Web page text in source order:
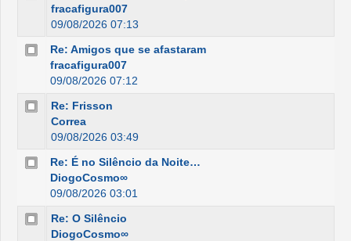
fracafigura007
09/08/2026 07:13
Re: Amigos que se afastaram
fracafigura007
09/08/2026 07:12
Re: Frisson
Correa
09/08/2026 03:49
Re: É no Silêncio da Noite…
DiogoCosmo∞
09/08/2026 03:01
Re: O Silêncio
DiogoCosmo∞